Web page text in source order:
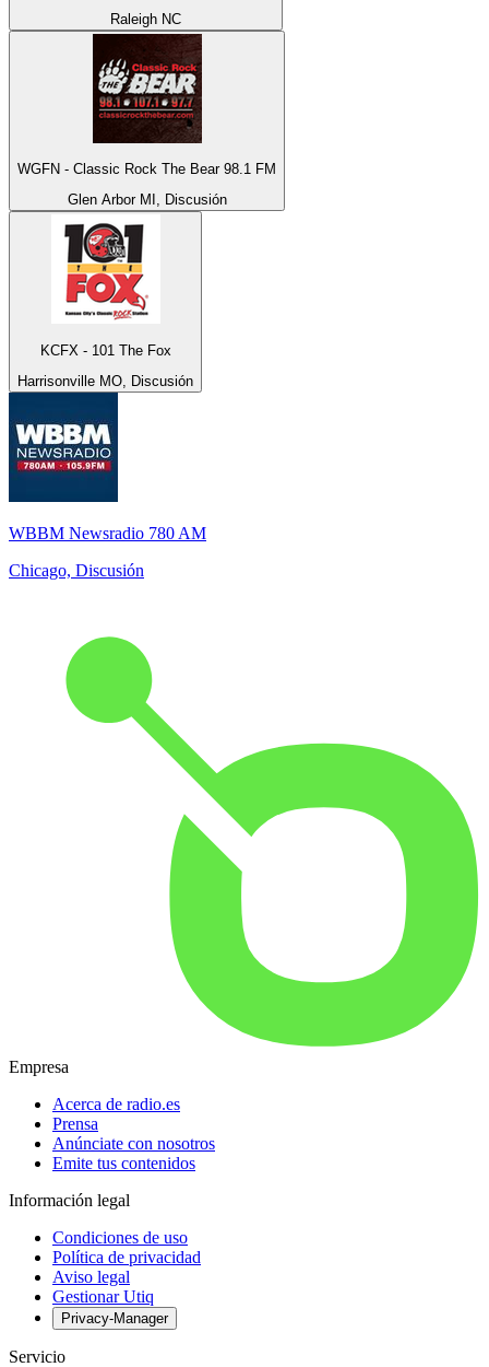
Raleigh NC
WGFN - Classic Rock The Bear 98.1 FM
Glen Arbor MI, Discusión
KCFX - 101 The Fox
Harrisonville MO, Discusión
WBBM Newsradio 780 AM
Chicago, Discusión
Empresa
Acerca de radio.es
Prensa
Anúnciate con nosotros
Emite tus contenidos
Información legal
Condiciones de uso
Política de privacidad
Aviso legal
Gestionar Utiq
Privacy-Manager
Servicio